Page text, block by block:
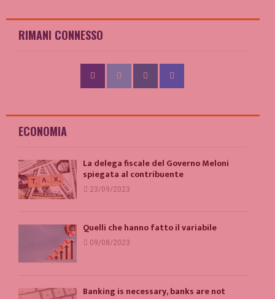
RIMANI CONNESSO
ECONOMIA
La delega fiscale del Governo Meloni
spiegata al contribuente
23/09/2023
Quelli che hanno fatto il variabile
09/08/2023
Banking is necessary, banks are not